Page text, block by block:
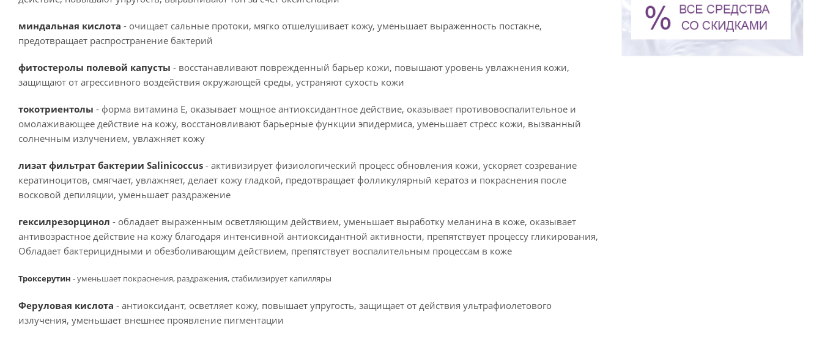
миндальная кислота - очищает сальные протоки, мягко отшелушивает кожу, уменьшает выраженность постакне,
предотвращает распространение бактерий
фитостеролы полевой капусты - восстанавливают поврежденный барьер кожи, повышают уровень увлажнения кожи,
защищают от агрессивного воздействия окружающей среды, устраняют сухость кожи
токотриентолы - форма витамина Е, оказывает мощное антиоксидантное действие, оказывает противовоспалительное и
омолаживающее действие на кожу, восстановливают барьерные функции эпидермиса, уменьшает стресс кожи, вызванный
солнечным излучением, увлажняет кожу
лизат фильтрат бактерии Salinicoccus - активизирует физиологический процесс обновления кожи, ускоряет созревание
кератиноцитов, смягчает, увлажняет, делает кожу гладкой, предотвращает фолликулярный кератоз и покраснения после
восковой депиляции, уменьшает раздражение
гексилрезорцинол - обладает выраженным осветляющим действием, уменьшает выработку меланина в коже, оказывает
антивозрастное действие на кожу благодаря интенсивной антиоксидантной активности, препятствует процессу гликирования,
Обладает бактерицидными и обезболивающим действием, препятствует воспалительным процессам в коже
Троксерутин - уменьшает покраснения, раздражения, стабилизирует капилляры
Феруловая кислота - антиоксидант, осветляет кожу, повышает упругость, защищает от действия ультрафиолетового
излучения, уменьшает внешнее проявление пигментации